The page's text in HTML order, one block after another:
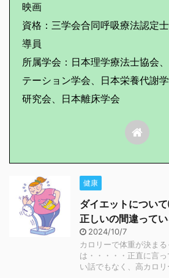
映画
資格：三学会合同呼吸療法認定
導員
所属学会：日本理学療法士協会
テーション学会、日本栄養代謝
研究会、日本離床学会
健康
ダイエットについ
正しいの間違ってい
2024/10/7
カロリーで体重が決ま
は・・・・・正直に言
い話でもなく、高カロ